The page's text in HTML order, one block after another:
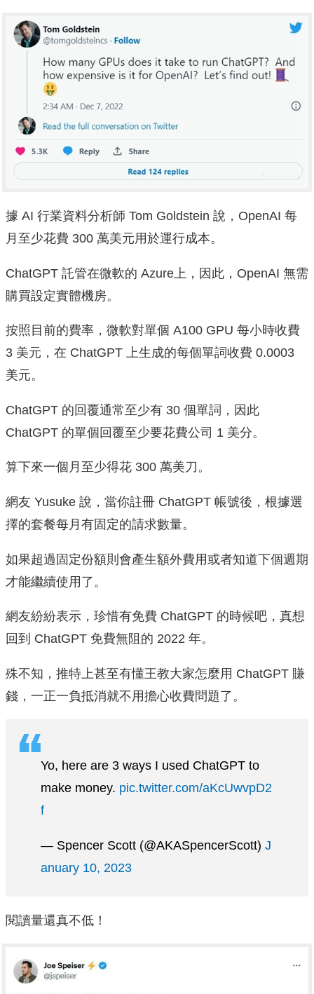
據 AI 行業資料分析師 Tom Goldstein 說，OpenAI 每
月至少花費 300 萬美元用於運行成本。
ChatGPT 託管在微軟的 Azure上，因此，OpenAI 無需
購買設定實體機房。
按照目前的費率，微軟對單個 A100 GPU 每小時收費
3 美元，在 ChatGPT 上生成的每個單詞收費 0.0003
美元。
ChatGPT 的回覆通常至少有 30 個單詞，因此
ChatGPT 的單個回覆至少要花費公司 1 美分。
算下來一個月至少得花 300 萬美刀。
網友 Yusuke 說，當你註冊 ChatGPT 帳號後，根據選
擇的套餐每月有固定的請求數量。
如果超過固定份額則會產生額外費用或者知道下個週期
才能繼續使用了。
網友紛紛表示，珍惜有免費 ChatGPT 的時候吧，真想
回到 ChatGPT 免費無阻的 2022 年。
殊不知，推特上甚至有懂王教大家怎麼用 ChatGPT 賺
錢，一正一負抵消就不用擔心收費問題了。
Yo, here are 3 ways I used ChatGPT to
make money. pic.twitter.com/aKcUwvpD2
f
— Spencer Scott (@AKASpencerScott) J
anuary 10, 2023
閱讀量還真不低！